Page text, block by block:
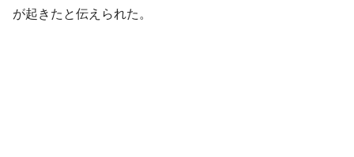
が起きたと伝えられた。